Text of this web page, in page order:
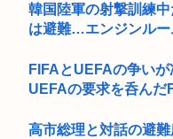
韓国陸軍の射撃訓練
は避難…エンジンルー
FIFAとUEFAの争いが
UEFAの要求を呑んだ
高市総理と対話の避